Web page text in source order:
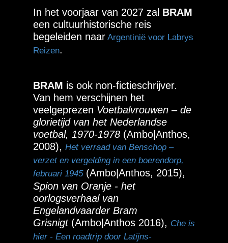
In het voorjaar van 2027 zal BRAM
een cultuurhistorische reis
begeleiden naar Argentinië voor Labrys
Reizen.
BRAM is ook non-fictieschrijver.
Van hem verschijnen het
veelgeprezen Voetbalvrouwen – de
glorietijd van het Nederlandse
voetbal, 1970-1978 (Ambo|Anthos,
2008), Het verraad van Benschop –
verzet en vergelding in een boerendorp,
februari 1945(Ambo|Anthos, 2015),
Spion van Oranje - het
oorlogsverhaal van
Engelandvaarder Bram
Grisnigt(Ambo|Anthos 2016), Che is
hier - Een roadtrip door Latijns-